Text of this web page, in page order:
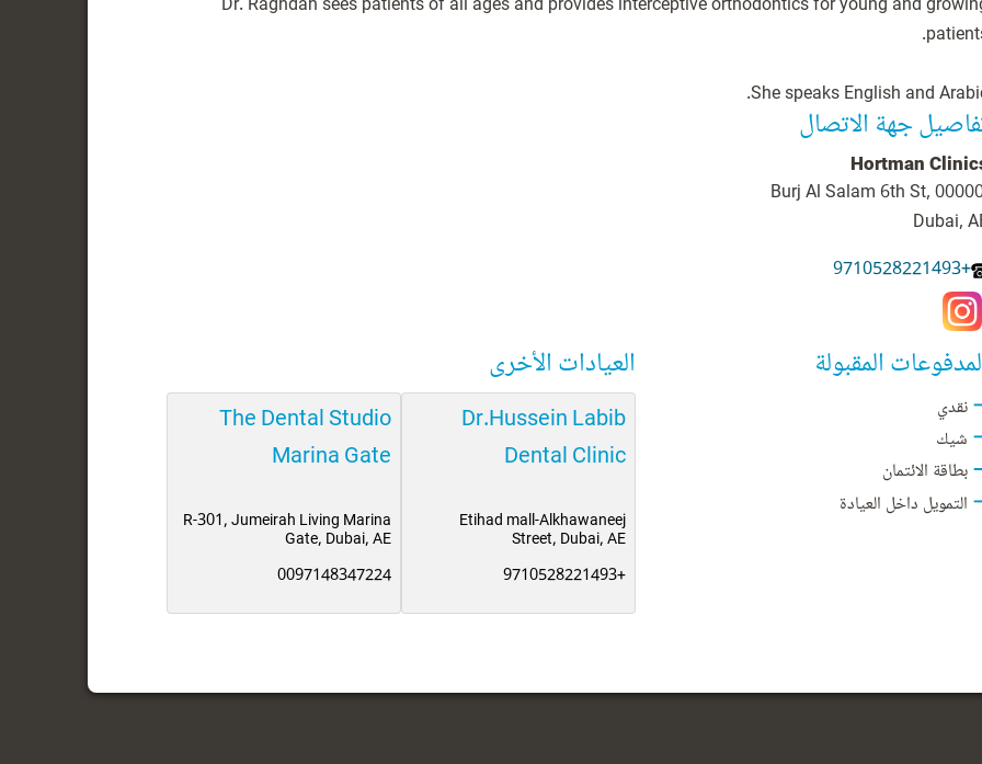
Dr. Raghdah sees patients of all ages and provides interceptive orthodontics for young and
She speaks English and
جهة الاتصال
Hortman
Burj Al Salam 6th St,
Dubai,
+9710528221493
المقبولة
نقدي
شيك
بطاقة الائتمان
التمويل داخل العيادة
العيادات الأخرى
Dr.Hussein Labib
Dental Clinic
Etihad mall-Alkhawaneej
Street, Dubai, AE
+9710528221493
The Dental Studio
Marina Gate
R-301, Jumeirah Living Marina
Gate, Dubai, AE
0097148347224